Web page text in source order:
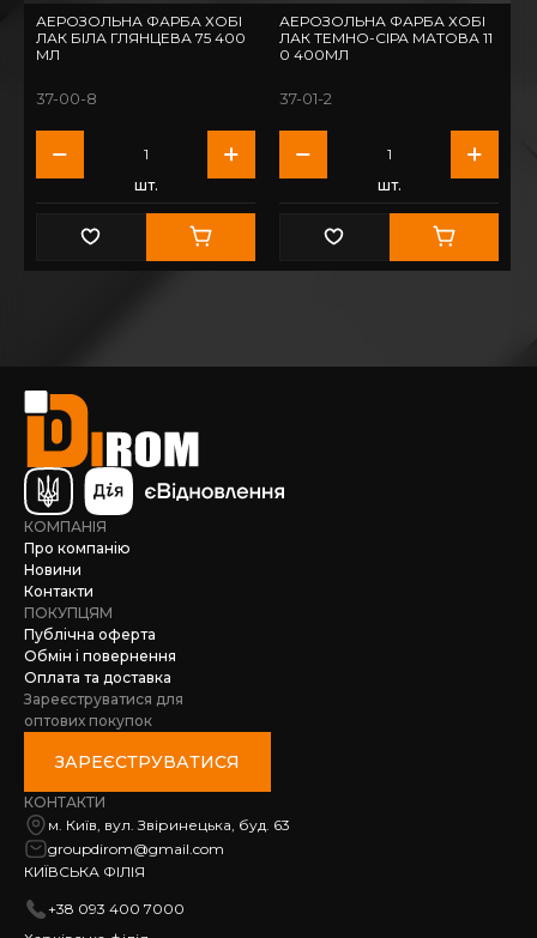
АЕРОЗОЛЬНА ФАРБА ХОБІ
ЛАК БІЛА ГЛЯНЦЕВА 75 400
МЛ
37-00-8
шт.
АЕРОЗОЛЬНА ФАРБА ХОБІ
ЛАК ТЕМНО-СІРА МАТОВА 11
0 400МЛ
37-01-2
шт.
КОМПАНІЯ
Про компанію
Новини
Контакти
ПОКУПЦЯМ
Публічна оферта
Обмін і повернення
Оплата та доставка
Зареєструватися для
оптових покупок
ЗАРЕЄСТРУВАТИСЯ
КОНТАКТИ
м. Київ, вул. Звіринецька, буд. 63
groupdirom@gmail.com
КИЇВСЬКА ФІЛІЯ
+38 093 400 7000